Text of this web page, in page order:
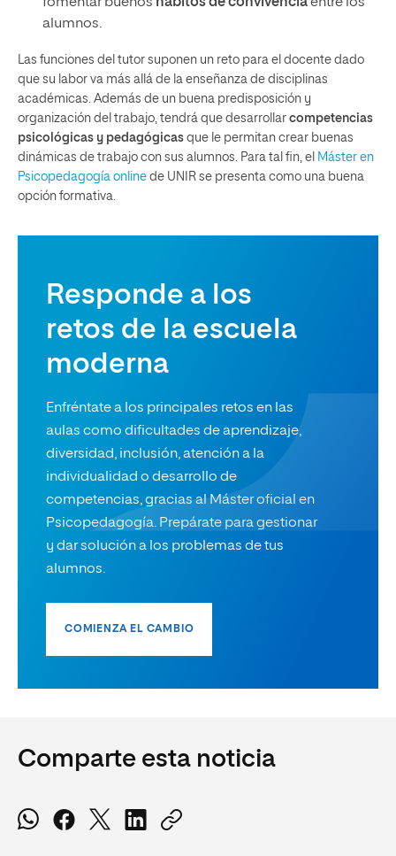
alumnos.
Las funciones del tutor suponen un reto para el docente dado
que su labor va más allá de la enseñanza de disciplinas
académicas. Además de un buena predisposición y
organización del trabajo, tendrá que desarrollar competencias
psicológicas y pedagógicas que le permitan crear buenas
dinámicas de trabajo con sus alumnos. Para tal fin, el Máster en
Psicopedagogía online de UNIR se presenta como una buena
opción formativa.
Responde a los
retos de la escuela
moderna
Enfréntate a los principales retos en las
aulas como dificultades de aprendizaje,
diversidad, inclusión, atención a la
individualidad o desarrollo de
competencias, gracias al Máster oficial en
Psicopedagogía. Prepárate para gestionar
y dar solución a los problemas de tus
alumnos.
COMIENZA EL CAMBIO
Comparte esta noticia